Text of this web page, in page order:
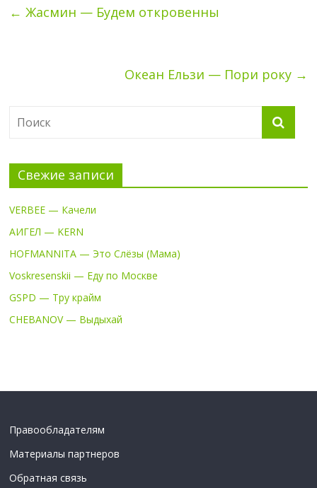
← Жасмин — Будем откровенны
Океан Ельзи — Пори року →
Свежие записи
VERBEE — Качели
АИГЕЛ — KERN
HOFMANNITA — Это Слёзы (Мама)
Voskresenskii — Еду по Москве
GSPD — Тру крайм
CHEBANOV — Выдыхай
Правообладателям
Материалы партнеров
Обратная связь